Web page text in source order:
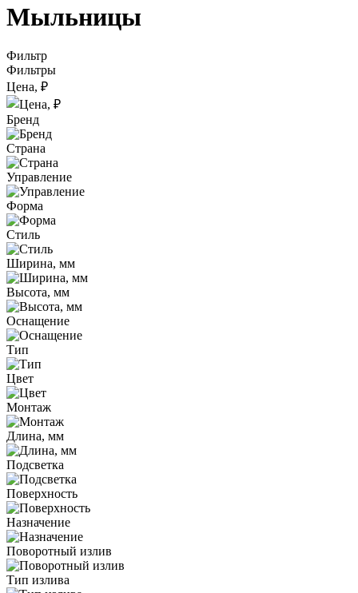
Мыльницы
Фильтр
Фильтры
Цена, ₽
Бренд
Страна
Управление
Форма
Стиль
Ширина, мм
Высота, мм
Оснащение
Тип
Цвет
Монтаж
Длина, мм
Подсветка
Поверхность
Назначение
Поворотный излив
Тип излива